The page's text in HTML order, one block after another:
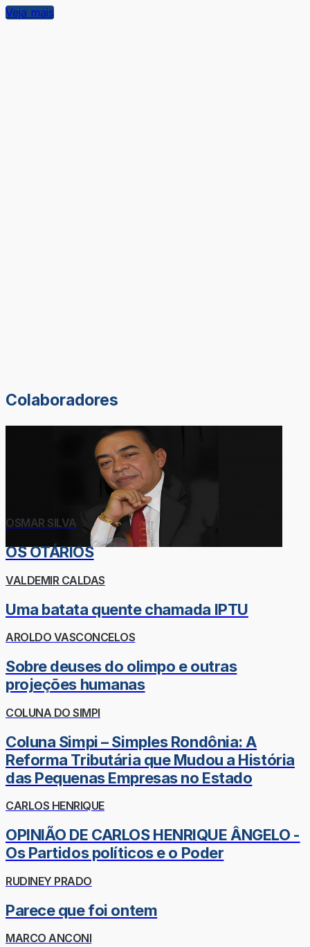
Veja mais
Colaboradores
OSMAR SILVA
OS OTÁRIOS
VALDEMIR CALDAS
Uma batata quente chamada IPTU
AROLDO VASCONCELOS
Sobre deuses do olimpo e outras
projeções humanas
COLUNA DO SIMPI
Coluna Simpi – Simples Rondônia: A
Reforma Tributária que Mudou a História
das Pequenas Empresas no Estado
CARLOS HENRIQUE
OPINIÃO DE CARLOS HENRIQUE ÂNGELO -
Os Partidos políticos e o Poder
RUDINEY PRADO
Parece que foi ontem
MARCO ANCONI